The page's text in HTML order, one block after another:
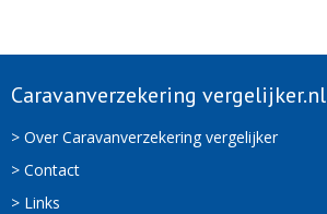
Caravanverzekering vergelijker.nl
> Over Caravanverzekering vergelijker
> Contact
> Links